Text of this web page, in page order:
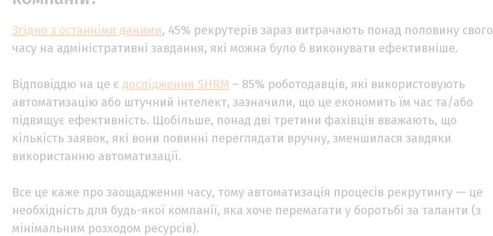
Згідно з останніми даними, 45% рекрутерів зараз витрачають понад половину свого
часу на адміністративні завдання, які можна було б виконувати ефективніше.
Відповіддю на це є дослідження SHRM – 85% роботодавців, які використовують
автоматизацію або штучний інтелект, зазначили, що це економить їм час та/або
підвищує ефективність. Щобільше, понад дві третини фахівців вважають, що
кількість заявок, які вони повинні переглядати вручну, зменшилася завдяки
використанню автоматизації.
Все це каже про заощадження часу, тому автоматизація процесів рекрутингу — це
необхідність для будь-якої компанії, яка хоче перемагати у боротьбі за таланти (з
мінімальним розходом ресурсів).